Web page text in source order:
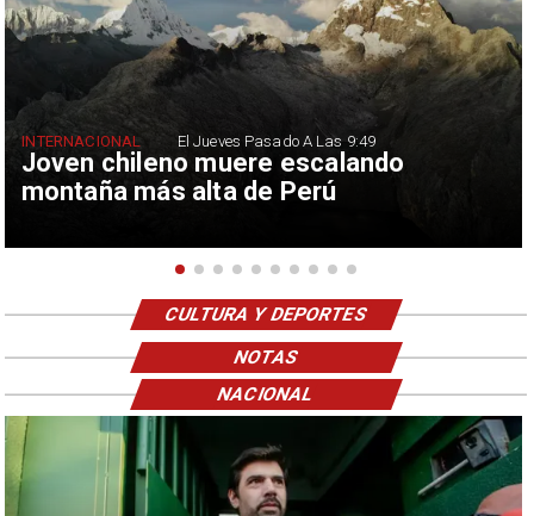
Joven chileno muere escalando
montaña más alta de Perú
INTERNACIONAL El Jueves Pasado A Las 9:49
CULTURA Y DEPORTES
NOTAS
NACIONAL